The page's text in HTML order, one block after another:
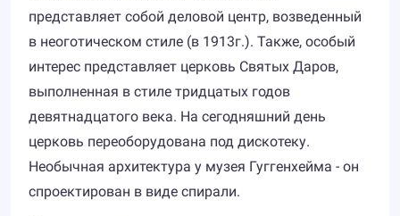
представляет собой деловой центр, возведенный
в неоготическом стиле (в 1913г.). Также, особый
интерес представляет церковь Святых Даров,
выполненная в стиле тридцатых годов
девятнадцатого века. На сегодняшний день
церковь переоборудована под дискотеку.
Необычная архитектура у музея Гуггенхейма - он
спроектирован в виде спирали.